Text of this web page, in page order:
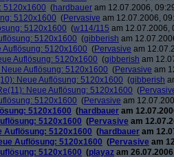
5120x1600 (hardbauer am 12.07.2006,
5120x1600 (Pervasive am 12.07.2006,
5120x1600 (w114/115 am 12.07.2006,
5120x1600 (gibberish am
Auflösung: 5120x1600 (Pervasive am
Auflösung: 5120x1600 (gibberish am
Neue Auflösung: 5120x1600 (Pervasive am
Neue Auflösung: 5120x1600 (gibberish
Neue Auflösung: 5120x1600 (
5120x1600 (Pervasive am
5120x1600 (hardbauer am
5120x1600 (Pervasive am
Auflösung: 5120x1600 (hardbauer am
Auflösung: 5120x1600 (Pervasive am
5120x1600 (playaz am